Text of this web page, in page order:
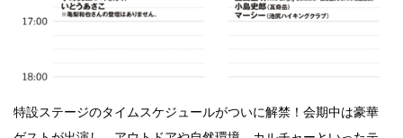
特設ステージのタイムスケジュールがついに解禁！会期中は豪華